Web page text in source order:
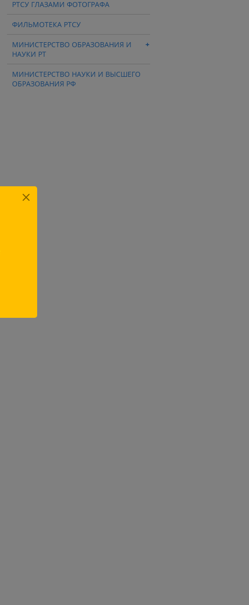
РТСУ ГЛАЗАМИ ФОТОГРАФА
ФИЛЬМОТЕКА РТСУ
МИНИСТЕРСТВО ОБРАЗОВАНИЯ И
НАУКИ РТ
МИНИСТЕРСТВО НАУКИ И ВЫСШЕГО
ОБРАЗОВАНИЯ РФ